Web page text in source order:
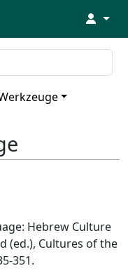
↓
Hebrew Culture
(ed.), Cultures of the
351.